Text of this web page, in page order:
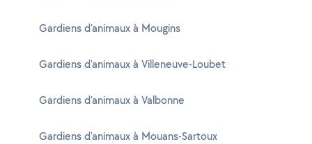
Gardiens d'animaux à Mougins
Gardiens d'animaux à Villeneuve-Loubet
Gardiens d'animaux à Valbonne
Gardiens d'animaux à Mouans-Sartoux